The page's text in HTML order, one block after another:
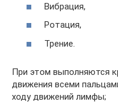
Вибрация,
Ротация,
Трение.
При этом выполняются
движения всеми
ходу движений лимфы;